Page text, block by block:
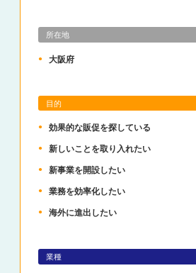
所在地
大阪府
目的
効果的な販促を探している
新しいことを取り入れたい
新事業を開設したい
業務を効率化したい
海外に進出したい
業種